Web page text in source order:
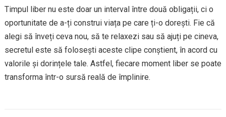
Timpul liber nu este doar un interval între două obligații, ci o
oportunitate de a-ți construi viața pe care ți-o dorești. Fie că
alegi să înveți ceva nou, să te relaxezi sau să ajuți pe cineva,
secretul este să folosești aceste clipe conștient, în acord cu
valorile și dorințele tale. Astfel, fiecare moment liber se poate
transforma într-o sursă reală de împlinire.